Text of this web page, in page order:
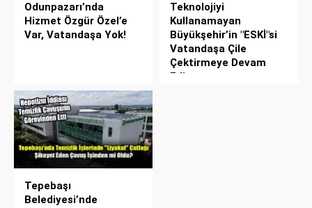
Odunpazarı’nda
Hizmet Özgür Özel’e
Var, Vatandaşa Yok!
Teknolojiyi
Kullanamayan
Büyükşehir’in "ESKİ"si
Vatandaşa Çile
Çektirmeye Devam
Ediyor
Tepebaşı
Belediyesi’nde